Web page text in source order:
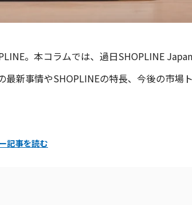
。本コラムでは、過日SHOPLINE
新事情やSHOPLINEの特長、今後の市場
記事を読む